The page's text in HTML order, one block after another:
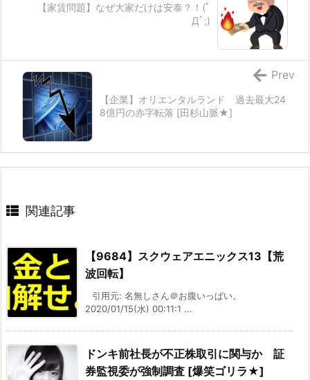
【家賃問題】なぜ大家だけは安泰？！(ﾟ
Дﾟ;)
【企業】オリエンタルランド 過去最大24
8億円の赤字転落 [田杉山脈★]
Prev
関連記事
【9684】スクウェアエニックス13【荒
波回転】
引用元: 名無しさん＠お腹いっぱい。
2020/01/15(水) 00:11:1 ...
ドンキ前社長が不正株取引に関与か 証
券監視委が強制調査 [爆笑ゴリラ★]